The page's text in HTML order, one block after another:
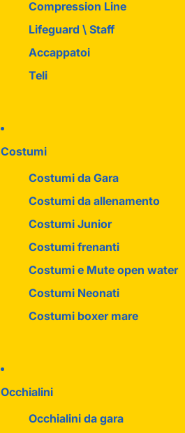
Compression Line
Lifeguard \ Staff
Accappatoi
Teli
Costumi
Costumi da Gara
Costumi da allenamento
Costumi Junior
Costumi frenanti
Costumi e Mute open water
Costumi Neonati
Costumi boxer mare
Occhialini
Occhialini da gara